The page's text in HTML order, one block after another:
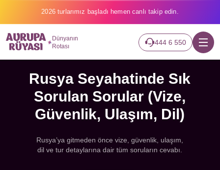
2026 turlarımız başladı hemen canlı takip edin.
Dünyanın
Rotası
444 6 550
Rusya Seyahatinde Sık
Sorulan Sorular (Vize,
Güvenlik, Ulaşım, Dil)
Rusya’ya gitmeden önce vize, güvenlik, ulaşım,
dil ve tur detaylarına dair tüm soruların cevabı.